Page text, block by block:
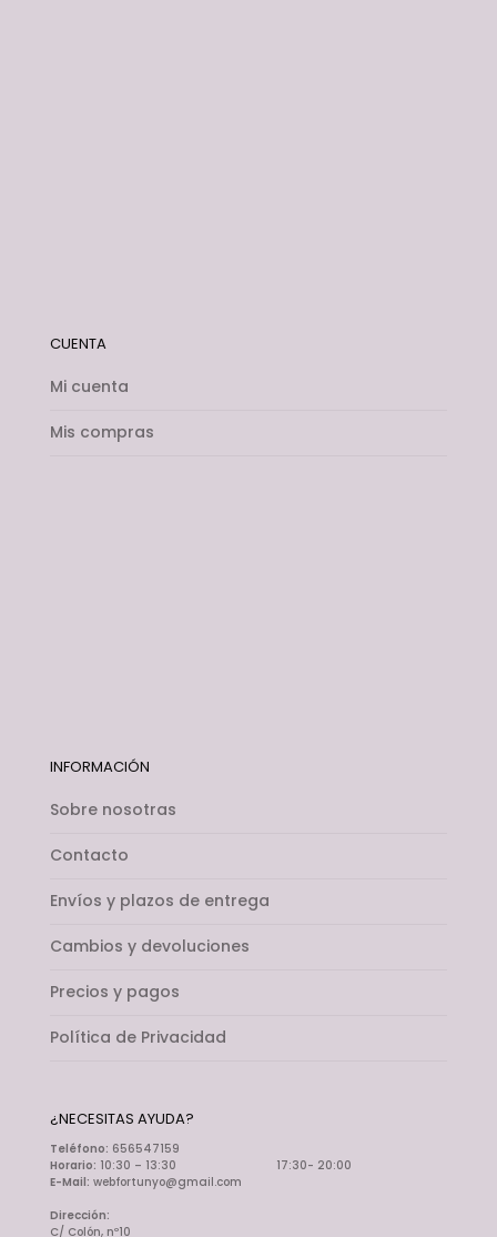
CUENTA
Mi cuenta
Mis compras
INFORMACIÓN
Sobre nosotras
Contacto
Envíos y plazos de entrega
Cambios y devoluciones
Precios y pagos
Política de Privacidad
¿NECESITAS AYUDA?
Teléfono: 656547159
Horario: 10:30 – 13:30 17:30- 20:00
E-Mail: webfortunyo@gmail.com
Dirección:
C/ Colón, nº10